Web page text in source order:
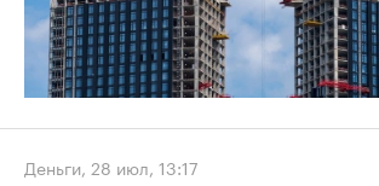
Деньги, 28 июл, 13:17